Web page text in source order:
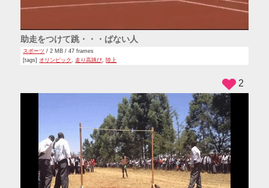
助走をつけて跳・・・ばない人
スポーツ / 2 MB / 47 frames
[tags]オリンピック ,走り高跳び 陸上
2